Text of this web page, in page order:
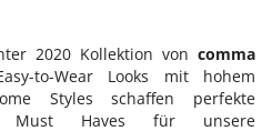
2020 Kollektion von comma
to-Wear Looks mit hohem
Styles schaffen perfekte
Must Haves für unsere